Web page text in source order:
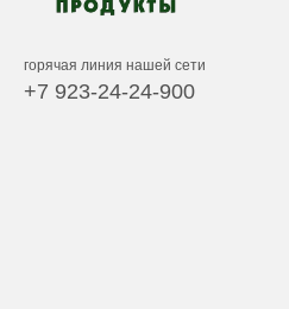
горячая линия нашей сети
+7 923-24-24-900